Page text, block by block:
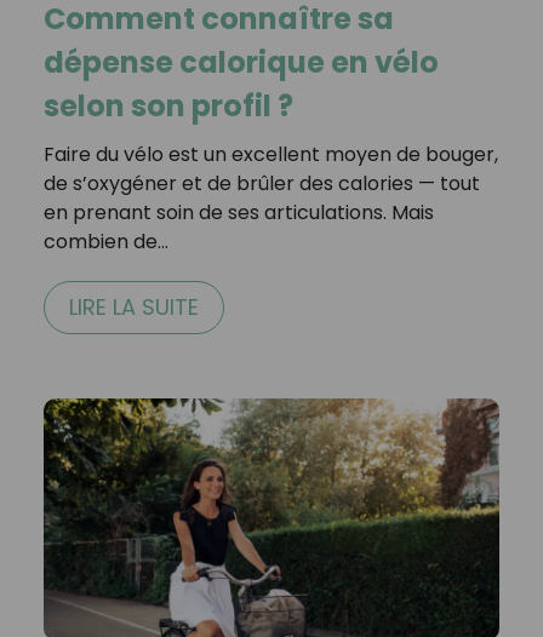
Comment connaître sa
dépense calorique en vélo
selon son profil ?
Faire du vélo est un excellent moyen de bouger,
de s’oxygéner et de brûler des calories — tout
en prenant soin de ses articulations. Mais
combien de…
LIRE LA SUITE